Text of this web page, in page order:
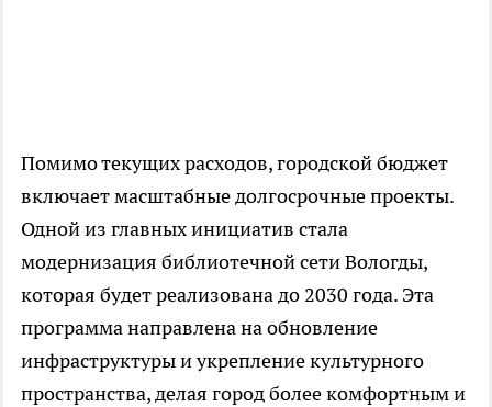
Помимо текущих расходов, городской бюджет
включает масштабные долгосрочные проекты.
Одной из главных инициатив стала
модернизация библиотечной сети Вологды,
которая будет реализована до 2030 года. Эта
программа направлена на обновление
инфраструктуры и укрепление культурного
пространства, делая город более комфортным и